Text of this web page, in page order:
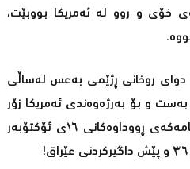
خۆی و روو لە ئەمریکا بووبێت،
دوای روخانی ڕژێمی بەعس لەساڵی
بەست و بۆ بەرژەوەندی ئەمریکا زۆر
کاریان (بێبەرامبەر) کرد، سەرەنجامەکەی ڕووداوەکانی ١٦ی ئۆکتۆبەر